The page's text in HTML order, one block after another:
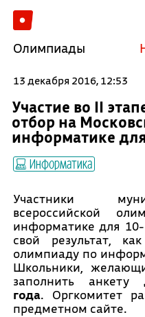
Олимпиады
13 декабря 2016, 12:53
Участие во II
отбор на
информатике
Информатика
Участники
всероссийской
информатике для 10-
свой результат,
олимпиаду по
Школьники,
заполнить анкету
года. Оргкомитет
предметном сайте.